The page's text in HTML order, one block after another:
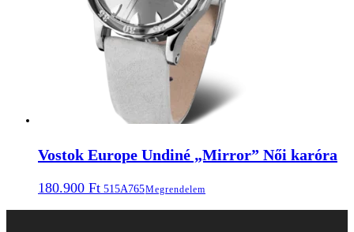
Vostok Europe Undiné „Mirror” Női karóra
180.900 Ft 515A765Megrendelem